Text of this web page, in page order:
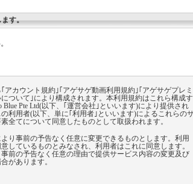
ます。
カウント規約｣｢アゲサゲ動画利用規約｣｢アゲサゲプレミ
ついて｣により構成されます。本利用規約はこれら構成す
Pte Ltd(以下、｢運営会社｣といいます)により提供され
利用者(以下、単に｢利用者｣といいます)によるこれらの
全てについて同意したものとして取扱われます。
り事前の予告なく任意に変更できるものとします。利用
しているものとみなされ、利用者はこれに同意します。
前の予告なく任意の理由で提供サービス内容の変更及び
があります。